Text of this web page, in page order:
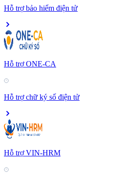
Hỗ trợ bảo hiểm điện tử
Hỗ trợ ONE-CA
Hỗ trợ chữ ký số điện tử
Hỗ trợ VIN-HRM